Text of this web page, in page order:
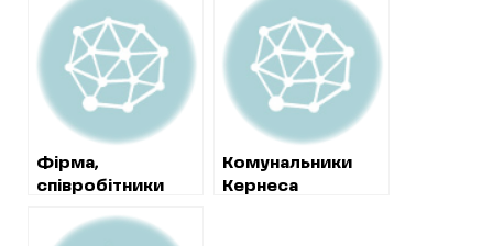
тендеру
створить
київський
монополіст
млн. грн. за
секретними
цінами
Фірма,
співробітники
міськраду,
Комунальники
Кернеса